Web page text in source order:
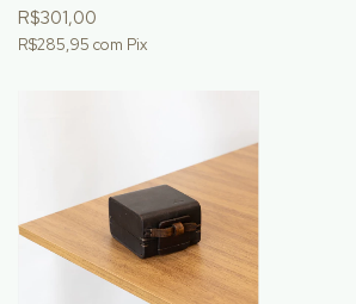
R$301,00
R$285,95 com Pix